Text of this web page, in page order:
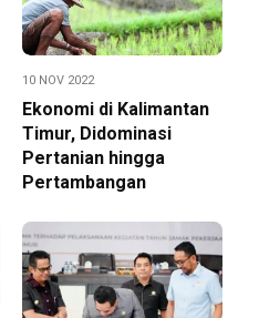
10 NOV 2022
Ekonomi di Kalimantan
Timur, Didominasi
Pertanian hingga
Pertambangan